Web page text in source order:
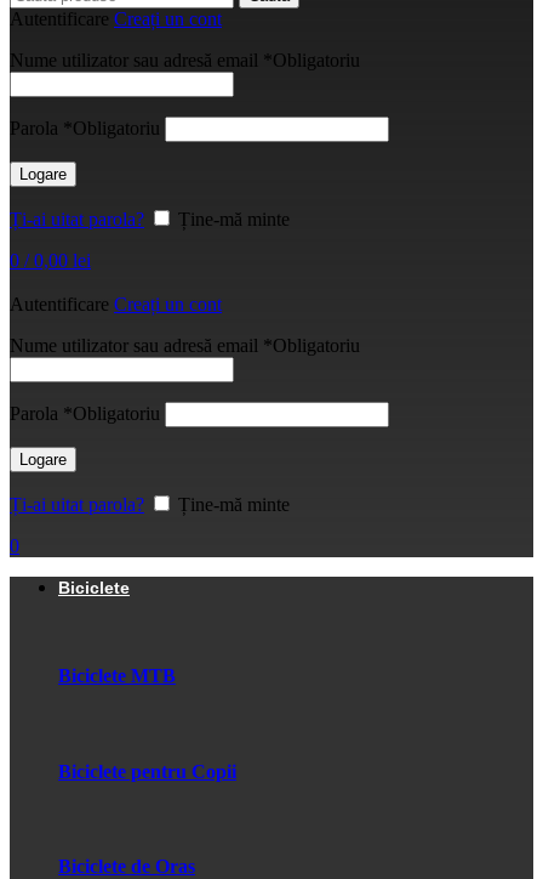
Autentificare Creați un cont
Nume utilizator sau adresă email *Obligatoriu
Parola *Obligatoriu
Logare
Ți-ai uitat parola?
Ține-mă minte
0 / 0,00 lei
Autentificare Creați un cont
Nume utilizator sau adresă email *Obligatoriu
Parola *Obligatoriu
Logare
Ți-ai uitat parola?
Ține-mă minte
0
Biciclete
Biciclete MTB
Biciclete pentru Copii
Biciclete de Oras